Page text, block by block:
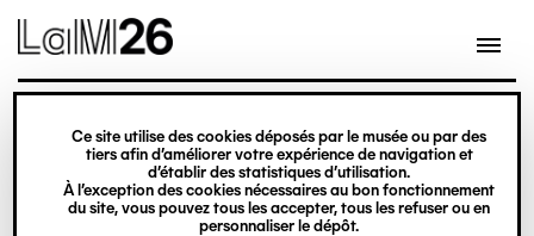
Gestion des cookies
Ce site utilise des cookies déposés par le musée ou par des
tiers afin d’améliorer votre expérience de navigation et
d’établir des statistiques d’utilisation.
À l’exception des cookies nécessaires au bon fonctionnement
du site, vous pouvez tous les accepter, tous les refuser ou en
personnaliser le dépôt.
contenu